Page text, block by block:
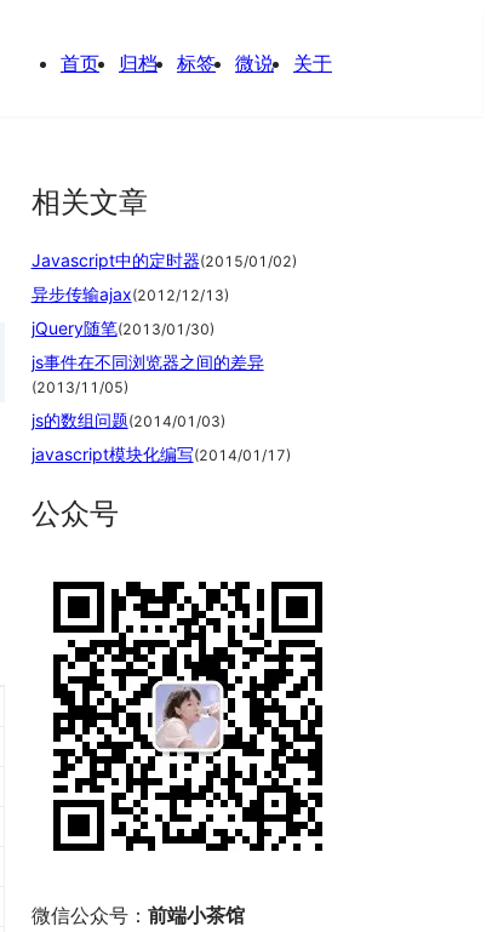
首页 归档 标签 微说 关于
相关文章
Javascript中的定时器(2015/01/02)
异步传输ajax(2012/12/13)
jQuery随笔(2013/01/30)
js事件在不同浏览器之间的差异
(2013/11/05)
js的数组问题(2014/01/03)
javascript模块化编写(2014/01/17)
公众号
微信公众号： 前端小茶馆